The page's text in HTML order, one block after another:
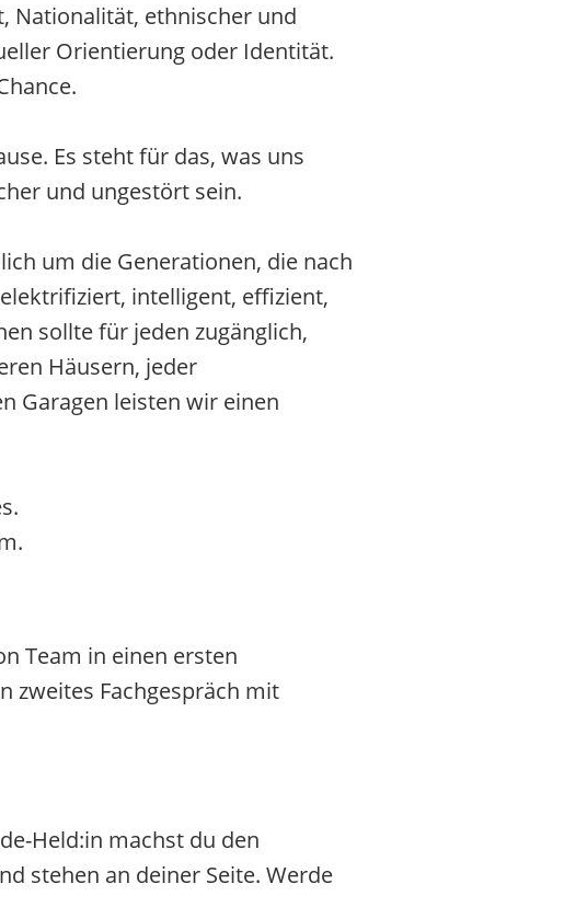
Nationalität, ethnischer und
Orientierung oder Identität.
Es steht für das, was uns
und ungestört sein.
um die Generationen, die nach
intelligent, effizient,
sollte für jeden zugänglich,
Häusern, jeder
Garagen leisten wir einen
Team in einen ersten
zweites Fachgespräch mit
Held:in machst du den
stehen an deiner Seite. Werde